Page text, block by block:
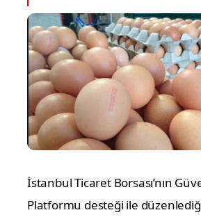
İstanbul Ticaret Borsası’nın
Platformu desteği ile